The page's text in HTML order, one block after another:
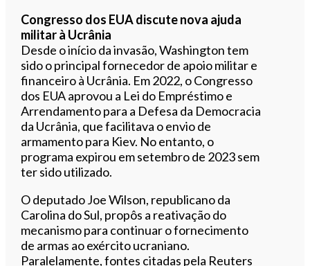
Congresso dos EUA discute nova ajuda
militar à Ucrânia
Desde o início da invasão, Washington tem
sido o principal fornecedor de apoio militar e
financeiro à Ucrânia. Em 2022, o Congresso
dos EUA aprovou a Lei do Empréstimo e
Arrendamento para a Defesa da Democracia
da Ucrânia, que facilitava o envio de
armamento para Kiev. No entanto, o
programa expirou em setembro de 2023 sem
ter sido utilizado.
O deputado Joe Wilson, republicano da
Carolina do Sul, propôs a reativação do
mecanismo para continuar o fornecimento
de armas ao exército ucraniano.
Paralelamente, fontes citadas pela Reuters